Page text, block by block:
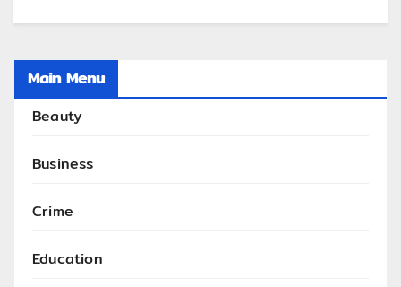
Main Menu
Beauty
Business
Crime
Education